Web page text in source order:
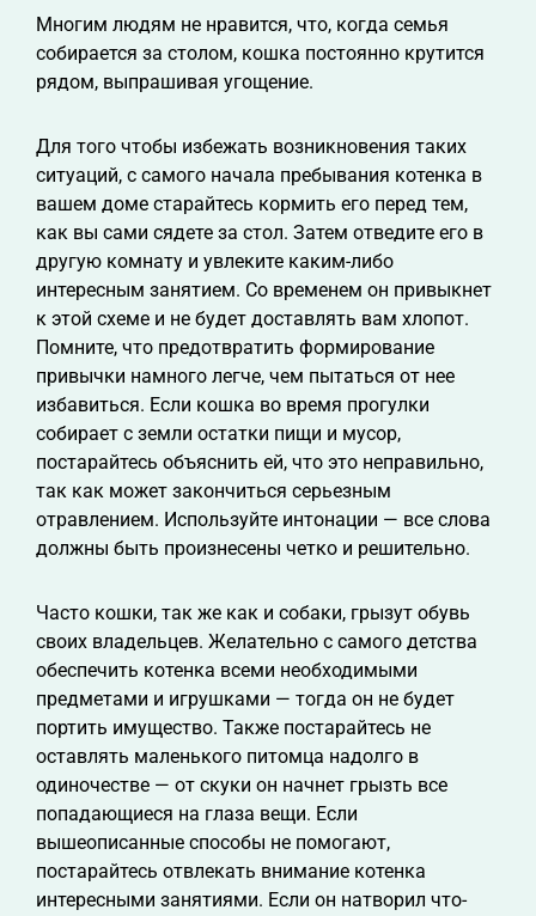
Многим людям не нравится, что, когда семья
собирается за столом, кошка постоянно крутится
рядом, выпрашивая угощение.
Для того чтобы избежать возникновения таких
ситуаций, с самого начала пребывания котенка в
вашем доме старайтесь кормить его перед тем,
как вы сами сядете за стол. Затем отведите его в
другую комнату и увлеките каким-либо
интересным занятием. Со временем он привыкнет
к этой схеме и не будет доставлять вам хлопот.
Помните, что предотвратить формирование
привычки намного легче, чем пытаться от нее
избавиться. Если кошка во время прогулки
собирает с земли остатки пищи и мусор,
постарайтесь объяснить ей, что это неправильно,
так как может закончиться серьезным
отравлением. Используйте интонации — все слова
должны быть произнесены четко и решительно.
Часто кошки, так же как и собаки, грызут обувь
своих владельцев. Желательно с самого детства
обеспечить котенка всеми необходимыми
предметами и игрушками — тогда он не будет
портить имущество. Также постарайтесь не
оставлять маленького питомца надолго в
одиночестве — от скуки он начнет грызть все
попадающиеся на глаза вещи. Если
вышеописанные способы не помогают,
постарайтесь отвлекать внимание котенка
интересными занятиями. Если он натворил что-